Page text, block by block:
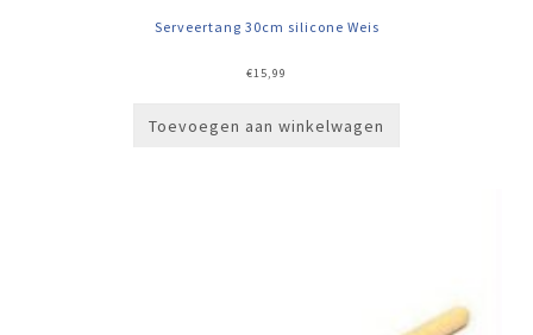
Serveertang 30cm silicone Weis
€15,99
Toevoegen aan winkelwagen